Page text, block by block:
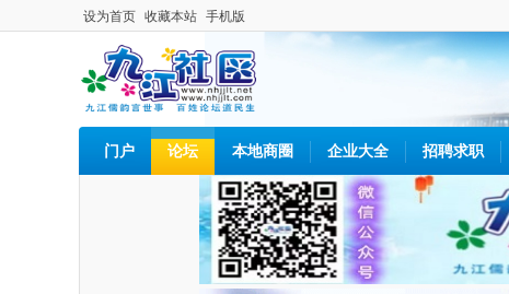
设为首页 收藏本站 手机版
门户 论坛 本地商圈 企业大全 招聘求职